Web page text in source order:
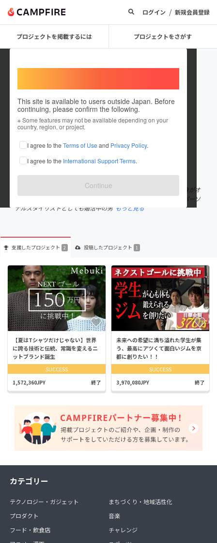
ログイン / 新規会員登録
プロジェクトを掲載するには プロジェクトをさがす
This site is available to users outside Japan. Before
continuing, please confirm the following.
※ Some features may not be available depending on your
country, region, or project.
I agree to the Terms of Use and Privacy Policy.
I agree to the International Support Terms.
Continue
Fuya_watanabe
これまでに2回支援して1件のプロジェクトを投稿しています
在住国：日本 現在地：東京都
出身国：日本 出身地：愛媛県
Fashion-Gate株式会社代表 東洋大学文学部哲学科在学中(2年) 自身がオ
シャレに対しコンプレックスを抱きそれを克服した経験を持つ。パーソ
ナルスタイリストとしても婚活中の男 もっと見る
支援したプロジェクト 2 投稿したプロジェクト 1
【夏はTシャツだけじゃない】世界
に誇る技術と伝統、常識を変えるニ
ットブランド誕生
SUCCESS
1,572,360JPY 終了
未来への希望に満ち溢れた学生が集
う、最高にアツくて面白いジムを京
都に創りたい！！
SUCCESS
3,970,080JPY 終了
カテゴリー
テクノロジー・ガジェット
プロダクト
フード・飲食店
まちづくり・地域活性化
音楽
チャレンジ